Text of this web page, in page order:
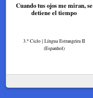
Cuando tus ojos me miran, se
detiene el tiempo
3.º Ciclo | Língua Estrangeira II
(Espanhol)